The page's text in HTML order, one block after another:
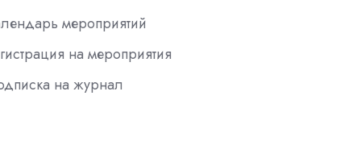
мероприятий
на мероприятия
на журнал